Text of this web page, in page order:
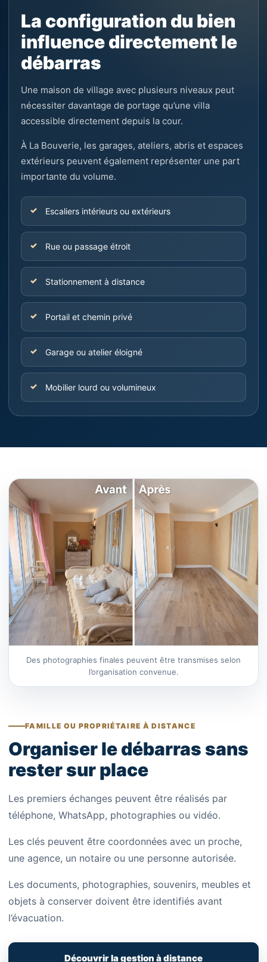
La configuration du bien
influence directement le
débarras
Une maison de village avec plusieurs niveaux peut
nécessiter davantage de portage qu’une villa
accessible directement depuis la cour.
À La Bouverie, les garages, ateliers, abris et espaces
extérieurs peuvent également représenter une part
importante du volume.
Escaliers intérieurs ou extérieurs
Rue ou passage étroit
Stationnement à distance
Portail et chemin privé
Garage ou atelier éloigné
Mobilier lourd ou volumineux
Des photographies finales peuvent être transmises selon
l’organisation convenue.
FAMILLE OU PROPRIÉTAIRE À DISTANCE
Organiser le débarras sans
rester sur place
Les premiers échanges peuvent être réalisés par
téléphone, WhatsApp, photographies ou vidéo.
Les clés peuvent être coordonnées avec un proche,
une agence, un notaire ou une personne autorisée.
Les documents, photographies, souvenirs, meubles et
objets à conserver doivent être identifiés avant
l’évacuation.
Découvrir la gestion à distance